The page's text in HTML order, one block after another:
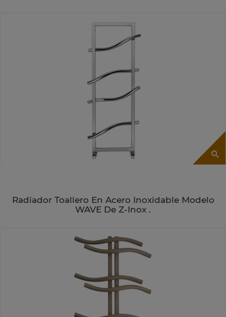
Radiador Toallero En Acero Inoxidable Modelo
WAVE De Z-Inox .